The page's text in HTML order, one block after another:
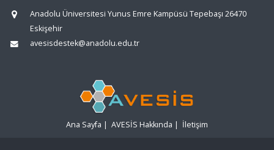
Anadolu Üniversitesi Yunus Emre Kampüsü Tepebaşı 26470
Eskişehir
avesisdestek@anadolu.edu.tr
Ana Sayfa | AVESİS Hakkında | İletişim